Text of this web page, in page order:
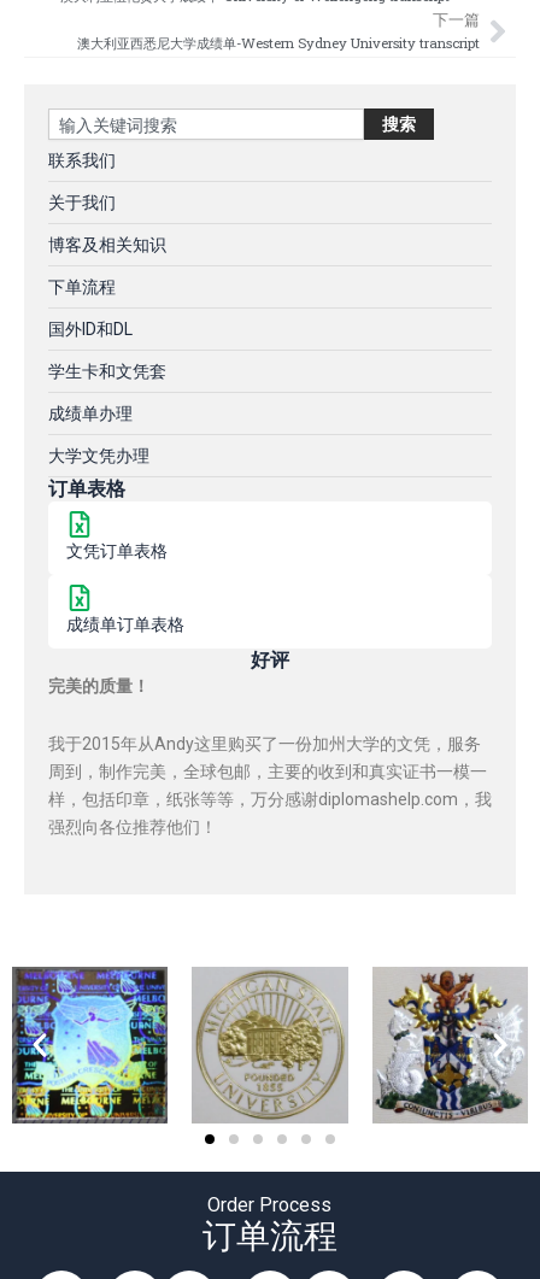
下一篇
澳大利亚西悉尼大学成绩单-Western Sydney University transcript
Search 搜索
联系我们
关于我们
博客及相关知识
下单流程
国外ID和DL
学生卡和文凭套
成绩单办理
大学文凭办理
订单表格
文凭订单表格
成绩单订单表格
好评
完美的质量！
我于2015年从Andy这里购买了一份加州大学的文凭，服务
周到，制作完美，全球包邮，主要的收到和真实证书一模一
样，包括印章，纸张等等，万分感谢diplomashelp.com，我
强烈向各位推荐他们！
Order Process
订单流程